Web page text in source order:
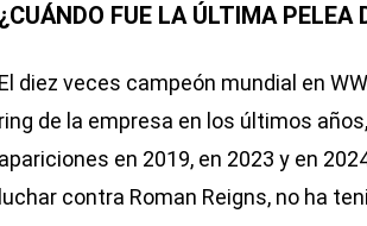
¿CUÁNDO FUE LA ÚLTIMA PELEA
El diez veces campeón mundial en
ring de la empresa en los últimos
apariciones en 2019, en 2023 y en
luchar contra Roman Reigns, no ha